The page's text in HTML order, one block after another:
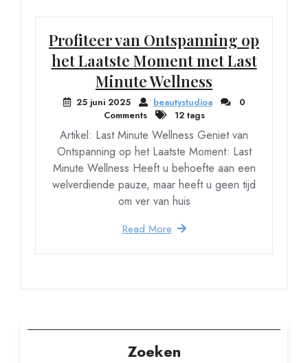
Profiteer van Ontspanning op
het Laatste Moment met Last
Minute Wellness
25 juni 2025 beautystudioa
0
Comments
12 tags
Artikel: Last Minute Wellness Geniet van
Ontspanning op het Laatste Moment: Last
Minute Wellness Heeft u behoefte aan een
welverdiende pauze, maar heeft u geen tijd
om ver van huis
Read More
Zoeken